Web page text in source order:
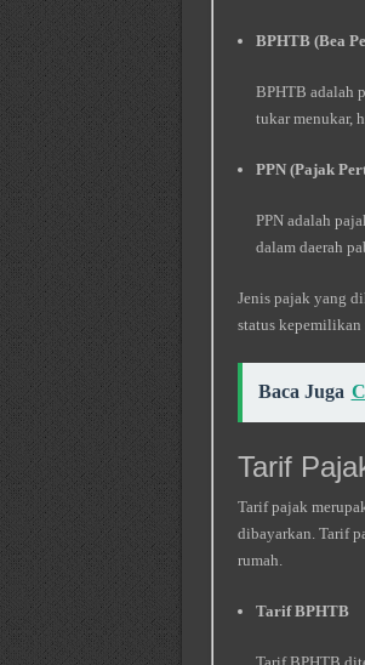
BPHTB (Bea
BPHTB adalah
tukar menukar,
PPN (Pajak
PPN adalah
dalam daerah
Jenis pajak yang
status
Baca Juga
Tarif
Tarif pajak
dibayarkan. Tarif
rumah.
Tarif BPHTB